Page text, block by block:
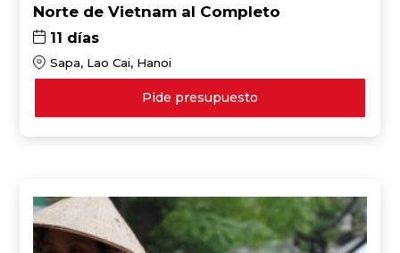
Norte de Vietnam al Completo
11 días
Sapa, Lao Cai, Hanoi
Pide presupuesto